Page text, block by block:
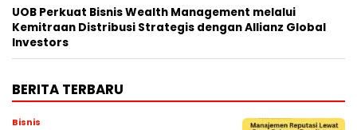
UOB Perkuat Bisnis Wealth Management melalui
Kemitraan Distribusi Strategis dengan Allianz Global
Investors
BERITA TERBARU
Bisnis